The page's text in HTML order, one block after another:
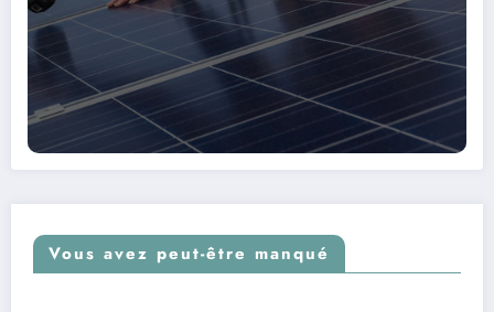
Vous avez peut-être manqué